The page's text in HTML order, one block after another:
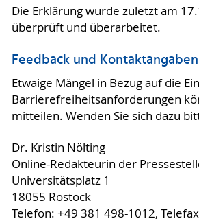
Die Erklärung wurde zuletzt am
überprüft und überarbeitet.
Feedback und Kontaktangaben
Etwaige Mängel in Bezug auf die
Barrierefreiheitsanforderungen
mitteilen. Wenden Sie sich dazu
Dr. Kristin Nölting
Online-Redakteurin der
Universitätsplatz 1
18055 Rostock
Telefon: +49 381 498-1012,